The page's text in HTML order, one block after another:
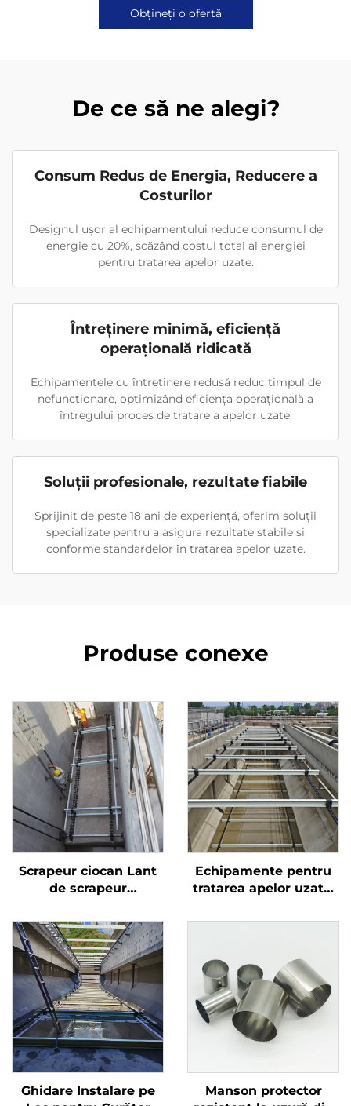
Obțineți o ofertă
De ce să ne alegi?
Consum Redus de Energia, Reducere a
Costurilor
Designul ușor al echipamentului reduce consumul de
energie cu 20%, scăzând costul total al energiei
pentru tratarea apelor uzate.
Întreținere minimă, eficiență
operațională ridicată
Echipamentele cu întreținere redusă reduc timpul de
nefuncționare, optimizând eficiența operațională a
întregului proces de tratare a apelor uzate.
Soluții profesionale, rezultate fiabile
Sprijinit de peste 18 ani de experiență, oferim soluții
specializate pentru a asigura rezultate stabile și
conforme standardelor în tratarea apelor uzate.
Produse conexe
Scrapeur ciocan Lant
de scrapeur
metalic NH78 pentru
tratarea ciocanului in
rezervoare Tratare
ciocan
Echipamente pentru
tratarea apelor uzate,
din plastic pe lanț
sedimentare
rectangular
Ghidare Instalare pe
Manson protector